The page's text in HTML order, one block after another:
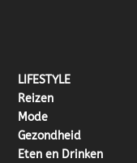
LIFESTYLE
Reizen
Mode
Gezondheid
Eten en Drinken